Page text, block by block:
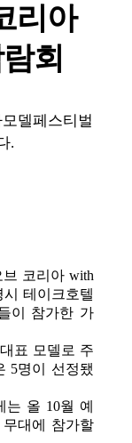
리아
회
델페스티벌
.
브 코리아 with
테이크호텔
이 참가한 가
표 모델로 주
5명이 선정됐
는 올 10월 예
대에 참가할